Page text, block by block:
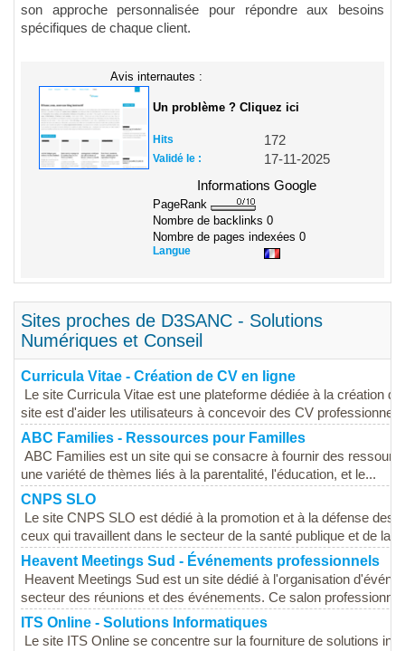
son approche personnalisée pour répondre aux besoins
spécifiques de chaque client.
Avis internautes :
Un problème ? Cliquez ici
Hits 172
Validé le :
17-11-2025
Informations Google
PageRank
Nombre de backlinks 0
Nombre de pages indexées 0
Langue
Sites proches de D3SANC - Solutions
Numériques et Conseil
Curricula Vitae - Création de CV en ligne
Le site Curricula Vitae est une plateforme dédiée à la création
site est d'aider les utilisateurs à concevoir des CV
ABC Families - Ressources pour Familles
ABC Families est un site qui se consacre à fournir des
une variété de thèmes liés à la parentalité, l'éducation, et le...
CNPS SLO
Le site CNPS SLO est dédié à la promotion et à la défense des
ceux qui travaillent dans le secteur de la santé publique et de la...
Heavent Meetings Sud - Événements professionnels
Heavent Meetings Sud est un site dédié à l'organisation
secteur des réunions et des événements. Ce salon
ITS Online - Solutions Informatiques
Le site ITS Online se concentre sur la fourniture de solutions